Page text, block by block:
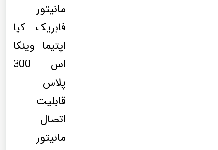
مانیتور
فابریک کیا
اپتیما وینکا
اس 300
پلاس
قابلیت
اتصال
مانیتور